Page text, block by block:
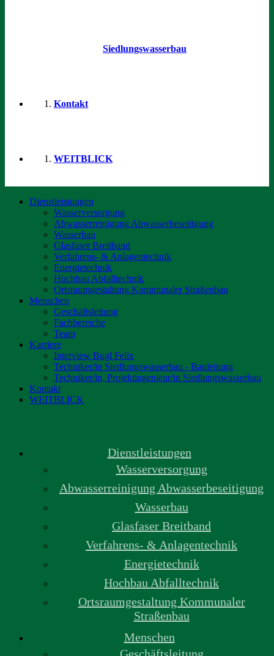
Siedlungswasserbau
Kontakt
WEITBLICK
Dienstleistungen
Wasserversorgung
Abwasserreinigung Abwasserbeseitigung
Wasserbau
Glasfaser Breitband
Verfahrens- & Anlagentechnik
Energietechnik
Hochbau Abfalltechnik
Ortsraumgestaltung Kommunaler Straßenbau
Menschen
Geschäftsleitung
Fachbereiche
Team
Karriere
Interview Bugl Felix
Techniker/in Siedlungswasserbau - Bauleitung
Techniker/in, Projektingenieur/in Siedlungswasserbau
Kontakt
WEITBLICK
Dienstleistungen
Wasserversorgung
Abwasserreinigung Abwasserbeseitigung
Wasserbau
Glasfaser Breitband
Verfahrens- & Anlagentechnik
Energietechnik
Hochbau Abfalltechnik
Ortsraumgestaltung Kommunaler
Straßenbau
Menschen